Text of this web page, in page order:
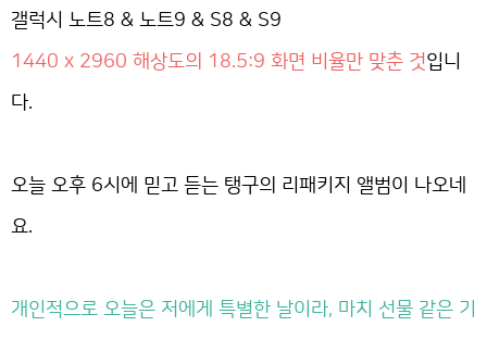
갤럭시 노트8 & 노트9 & S8 & S9
1440 x 2960 해상도의 18.5:9 화면 비율만 맞춘 것입니
다.
오늘 오후 6시에 믿고 듣는 탱구의 리패키지 앨범이 나오네
요.
개인적으로 오늘은 저에게 특별한 날이라, 마치 선물 같은 기